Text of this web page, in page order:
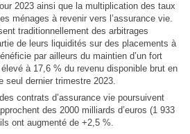
2023 ainsi que la multiplication des taux
ménages à revenir vers l’assurance vie.
traditionnellement des arbitrages
de leurs liquidités sur des placements à
par ailleurs du maintien d’un fort
élevé à 17,6 % du revenu disponible brut en
seul dernier trimestre 2023.
contrats d’assurance vie poursuivent
des 2000 milliards d’euros (1 933
ont augmenté de +2,5 %.